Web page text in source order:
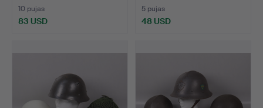
10 pujas
83 USD
5 pujas
48 USD